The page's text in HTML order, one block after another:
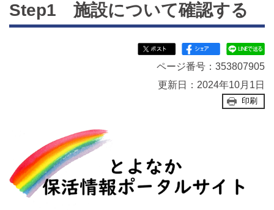
Step1 施設について確認する
ページ番号：353807905
更新日：2024年10月1日
印刷